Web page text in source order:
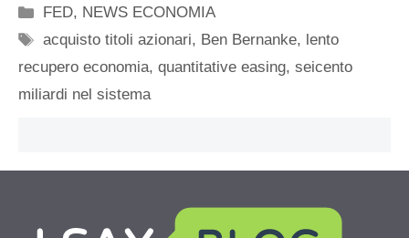
Categorie
FED, NEWS ECONOMIA
Tag
acquisto titoli azionari, Ben Bernanke, lento
recupero economia, quantitative easing, seicento
miliardi nel sistema